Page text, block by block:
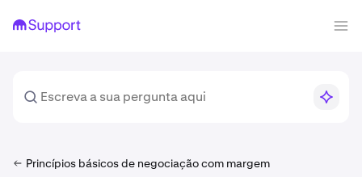
Princípios básicos de negociação com margem